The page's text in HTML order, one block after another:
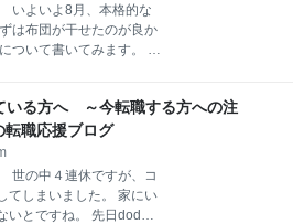
いよいよ8月、本格的な
は布団が干せたのが良か
ついて書いてみます。 先
ト期間＝離職期間では
話 一般的には転職は在職
りますが、そうはいっ
られない場合もありま
の期間ができてしまうの
題なし、6カ月以内でも
いる方へ ～今転職する方への注
転職応援ブログ
世の中４連休ですが、コ
てしまいました。 家にい
いとですね。 先日doda